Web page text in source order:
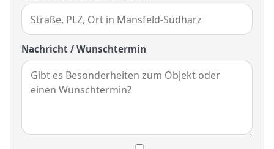
Nachricht / Wunschtermin